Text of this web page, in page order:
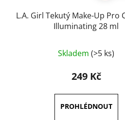
L.A. Girl Tekutý Make-Up Pro
Illuminating 28 ml
hodnocení
produktu
3,6
z
Skladem(>5 ks)
249 Kč